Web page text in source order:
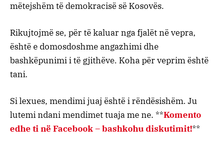
mëtejshëm të demokracisë së Kosovës.
Rikujtojmë se, për të kaluar nga fjalët në vepra,
është e domosdoshme angazhimi dhe
bashkëpunimi i të gjithëve. Koha për veprim është
tani.
Si lexues, mendimi juaj është i rëndësishëm. Ju
lutemi ndani mendimet tuaja me ne. **Komento
edhe ti në Facebook – bashkohu diskutimit!**